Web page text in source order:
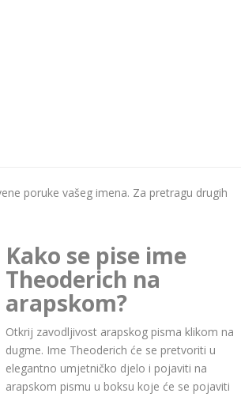
poruke vašeg imena. Za pretragu drugih
Kako se pise ime
Theoderich na
arapskom?
Otkrij zavodljivost arapskog pisma klikom na
dugme. Ime Theoderich će se pretvoriti u
elegantno umjetničko djelo i pojaviti na
arapskom pismu u boksu koje će se pojaviti